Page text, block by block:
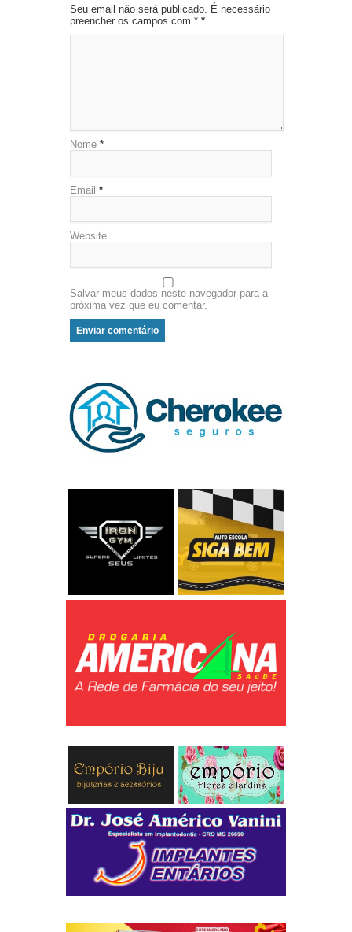
Seu email não será publicado. É necessário
preencher os campos com * *
Nome *
Email *
Website
Salvar meus dados neste navegador para a
próxima vez que eu comentar.